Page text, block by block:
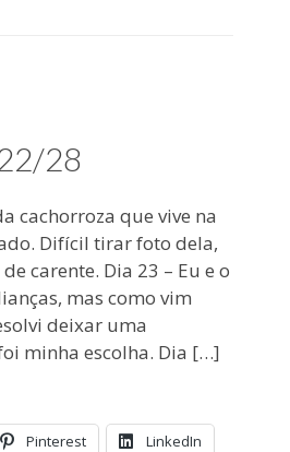
28
cachorroza que vive na
Difícil tirar foto dela,
carente. Dia 23 – Eu e o
mas como vim
deixar uma
minha escolha. Dia […]
Pinterest LinkedIn